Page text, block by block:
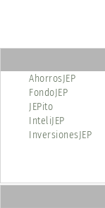
AhorrosJEP
FondoJEP
JEPito
InteliJEP
InversionesJEP